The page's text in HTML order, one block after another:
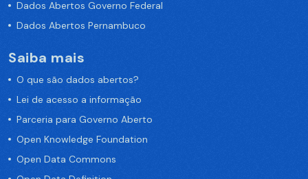
Dados Abertos Governo Federal
Dados Abertos Pernambuco
Saiba mais
O que são dados abertos?
Lei de acesso a informação
Parceria para Governo Aberto
Open Knowledge Foundation
Open Data Commons